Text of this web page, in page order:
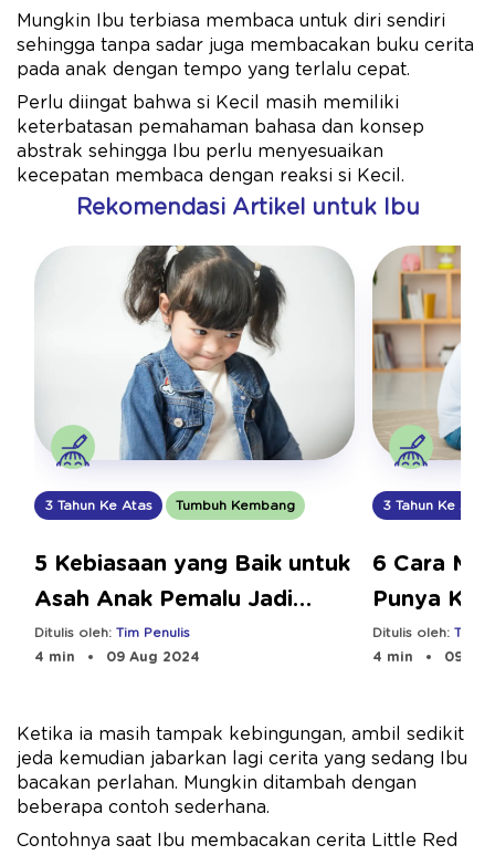
Mungkin Ibu terbiasa membaca untuk diri sendiri
sehingga tanpa sadar juga membacakan buku cerita
pada anak dengan tempo yang terlalu cepat.
Perlu diingat bahwa si Kecil masih memiliki
keterbatasan pemahaman bahasa dan konsep
abstrak sehingga Ibu perlu menyesuaikan
kecepatan membaca dengan reaksi si Kecil.
Rekomendasi Artikel untuk Ibu
3 Tahun Ke Atas Tumbuh Kembang
5 Kebiasaan yang Baik untuk
Asah Anak Pemalu Jadi
Pemberani
Ditulis oleh: Tim Penulis
4 min
09 Aug 2024
3 Tahun Ke Atas
6 Cara
Punya
Ditulis oleh: Tim
4 min
09
Ketika ia masih tampak kebingungan, ambil sedikit
jeda kemudian jabarkan lagi cerita yang sedang Ibu
bacakan perlahan. Mungkin ditambah dengan
beberapa contoh sederhana.
Contohnya saat Ibu membacakan cerita Little Red